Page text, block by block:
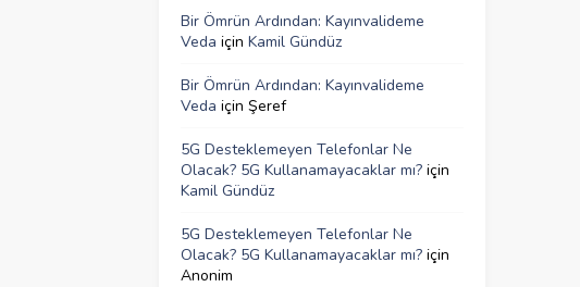
Bir Ömrün Ardından: Kayınvalideme
Veda için Kamil Gündüz
Bir Ömrün Ardından: Kayınvalideme
Veda için Şeref
5G Desteklemeyen Telefonlar Ne
Olacak? 5G Kullanamayacaklar mı? için
Kamil Gündüz
5G Desteklemeyen Telefonlar Ne
Olacak? 5G Kullanamayacaklar mı? için
Anonim